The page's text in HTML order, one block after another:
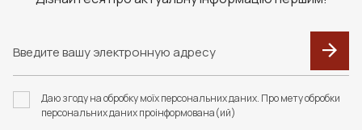
ФУТЛЯР ДІМ ОПТИКИ
F118 ФУТЛЯР З
STYLE
Даю згоду на обробку моїх персональних даних. Про мету обробки
персональних даних проінформована(ий)